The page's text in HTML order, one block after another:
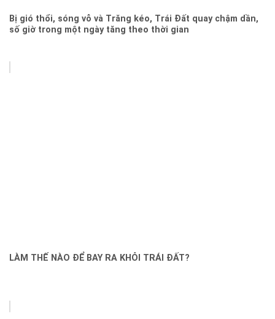
Bị gió thổi, sóng vỗ và Trăng kéo, Trái Đất quay chậm dần,
số giờ trong một ngày tăng theo thời gian
LÀM THẾ NÀO ĐỂ BAY RA KHỎI TRÁI ĐẤT?